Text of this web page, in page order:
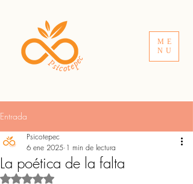
ME
NU
Entrada
La poética de la falta
Psicotepec
6 ene 2025 1 min de lectura
Obtuvo NaN de 5 estrellas.